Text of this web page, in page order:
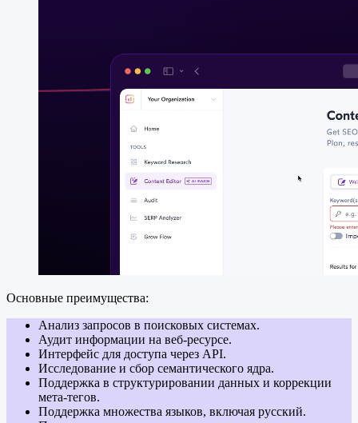
Основные преимущества:
Анализ запросов в поисковых системах.
Аудит информации на веб-ресурсе.
Интерфейс для доступа через API.
Исследование и сбор семантического ядра.
Поддержка в структурировании данных и коррекции
мета-тегов.
Поддержка множества языков, включая русский.